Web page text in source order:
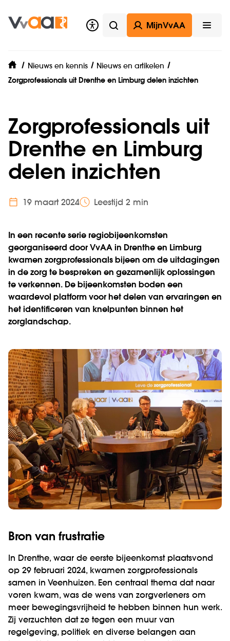
Zoeken
MijnVvAA
home
Nieuws en kennis
Nieuws en artikelen
Zorgprofessionals uit Drenthe en Limburg delen inzichten
Zorg­professionals uit
Drenthe en Limburg
delen inzichten
19 maart 2024 Leestijd 2 min
In een recente serie regiobijeenkomsten
georganiseerd door VvAA in Drenthe en Limburg
kwamen zorgprofessionals bijeen om de uitdagingen
in de zorg te bespreken en gezamenlijk oplossingen
te verkennen. De bijeenkomsten boden een
waardevol platform voor het delen van ervaringen en
het identificeren van knelpunten binnen het
zorglandschap.
Bron van frustratie
In Drenthe, waar de eerste bijeenkomst plaatsvond
op 29 februari 2024, kwamen zorgprofessionals
samen in Veenhuizen. Een centraal thema dat naar
voren kwam, was de wens van zorgverleners om
meer bewegingsvrijheid te hebben binnen hun werk.
Zij verzuchten dat ze tegen een muur van
regelgeving, politiek en diverse belangen aan